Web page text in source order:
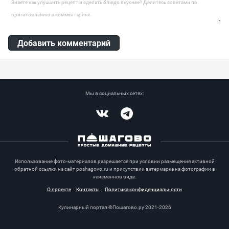
Добавить комментарий
Мы в социальных сетях:
Использование фото-материалов разрешается при условии размещения активной
обратной ссылки на сайт poshagovo.ru и присутствии ватермарка на фотографии в
неизменнов виде.
О проекте
Контакты Политика конфиденциальности
Кулинарный портал ©Пошагово.ру 2021-2026